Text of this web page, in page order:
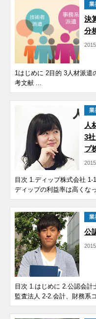
業
決
分
1はじめに 2目的 3人材派遣
考文献 ...
業
人
3
プ
目次 1.ディップ株式会社
ディップの利益率は高くな
業
公
目次 1.はじめに 2.公認会
監査法人 2-2.会計、財務系